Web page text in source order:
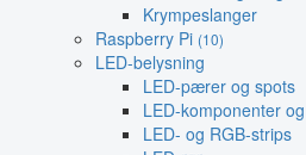
Krympeslanger
Raspberry Pi (10)
LED-belysning
LED-pærer og spots
LED-komponenter
LED- og RGB-strips